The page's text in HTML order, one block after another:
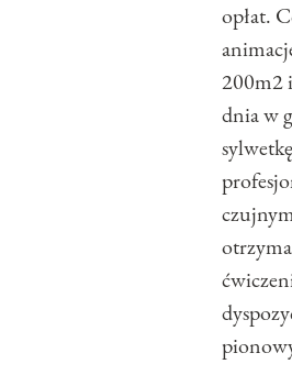
opłat.
200m2
dnia w